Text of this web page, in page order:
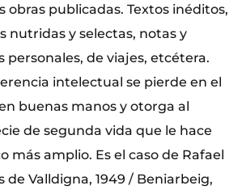
obras publicadas. Textos inéditos,
nutridas y selectas, notas y
personales, de viajes, etcétera.
intelectual se pierde en el
buenas manos y otorga al
de segunda vida que le hace
más amplio. Es el caso de Rafael
de Valldigna, 1949 / Beniarbeig,